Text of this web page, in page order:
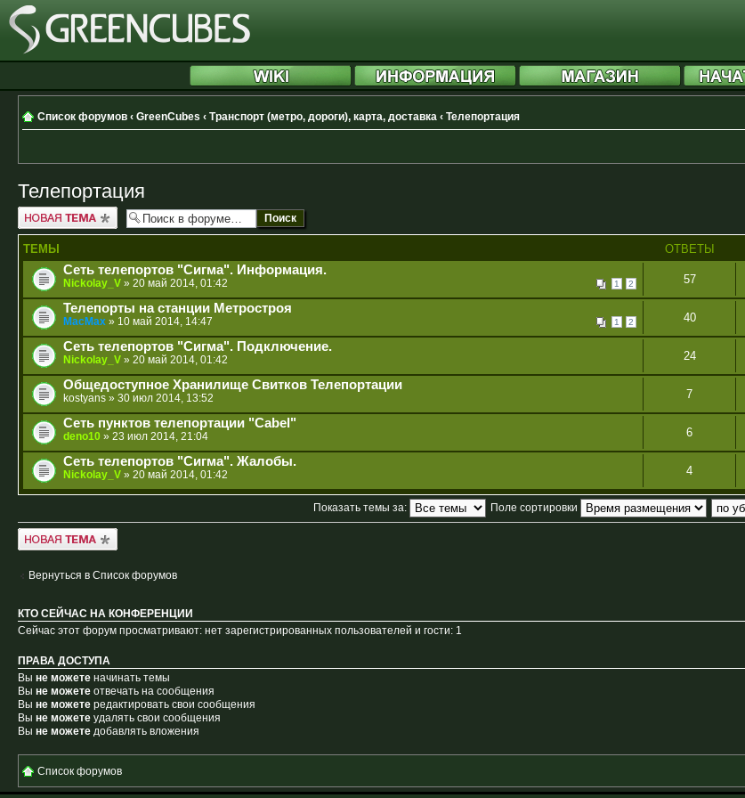
Список форумов ‹ GreenCubes ‹ Транспорт (метро, дороги), карта, доставка ‹ Телепортация
Телепортация
Новая тема
ТЕМЫ ОТВЕТЫ
Сеть телепортов "Сигма". Информация.
1 2
Nickolay_V » 20 май 2014, 01:42 57
Телепорты на станции Метростроя
1 2
MacMax » 10 май 2014, 14:47 40
Сеть телепортов "Сигма". Подключение.
Nickolay_V » 20 май 2014, 01:42 24
Общедоступное Хранилище Свитков Телепортации
kostyans » 30 июл 2014, 13:52 7
Сеть пунктов телепортации "Cabel"
deno10 » 23 июл 2014, 21:04 6
Сеть телепортов "Сигма". Жалобы.
Nickolay_V » 20 май 2014, 01:42 4
Показать темы за: Поле сортировки
Новая тема
Вернуться в Список форумов
КТО СЕЙЧАС НА КОНФЕРЕНЦИИ
Сейчас этот форум просматривают: нет зарегистрированных пользователей и гости: 1
ПРАВА ДОСТУПА
Вы не можете начинать темы
Вы не можете отвечать на сообщения
Вы не можете редактировать свои сообщения
Вы не можете удалять свои сообщения
Вы не можете добавлять вложения
Список форумов